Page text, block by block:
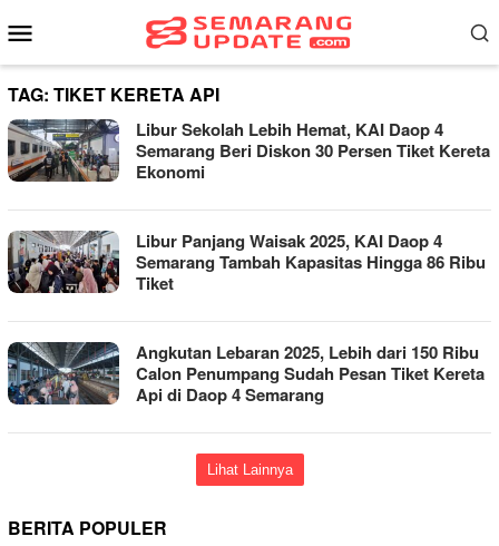
ke
Mobile
TAG: TIKET KERETA API
Libur Sekolah Lebih Hemat, KAI Daop 4
Semarang Beri Diskon 30 Persen Tiket Kereta
Ekonomi
Libur Panjang Waisak 2025, KAI Daop 4
Semarang Tambah Kapasitas Hingga 86 Ribu
Tiket
Angkutan Lebaran 2025, Lebih dari 150 Ribu
Calon Penumpang Sudah Pesan Tiket Kereta
Api di Daop 4 Semarang
Lihat Lainnya
BERITA POPULER